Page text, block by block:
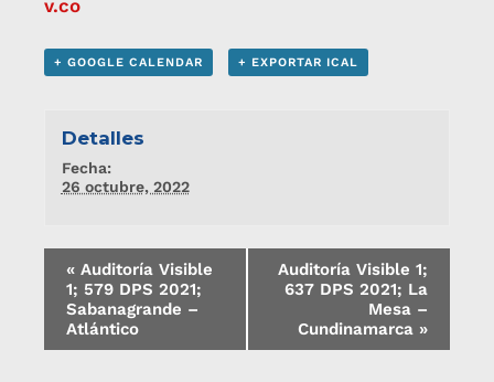
v.co
+ GOOGLE CALENDAR + EXPORTAR ICAL
Detalles
Fecha:
26 octubre, 2022
« Auditoría Visible
1; 579 DPS 2021;
Sabanagrande –
Atlántico
Auditoría Visible 1;
637 DPS 2021; La
Mesa –
Cundinamarca »